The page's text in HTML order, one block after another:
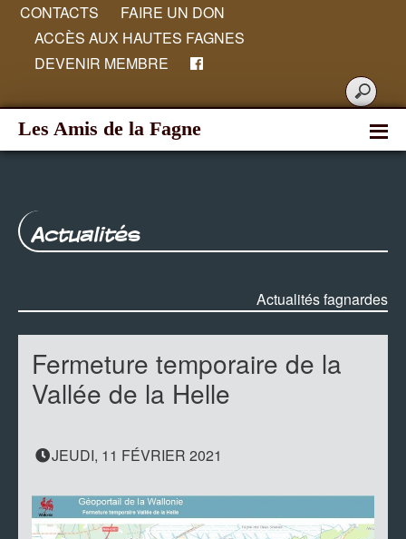
CONTACTS
FAIRE UN DON
ACCÈS AUX HAUTES FAGNES
DEVENIR MEMBRE
Les Amis de la Fagne
Actualités
Actualités fagnardes
Fermeture temporaire de la
Vallée de la Helle
JEUDI, 11 FÉVRIER 2021